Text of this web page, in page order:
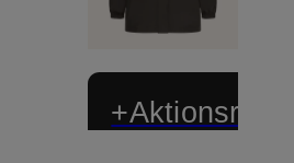
+Aktionsrabatt